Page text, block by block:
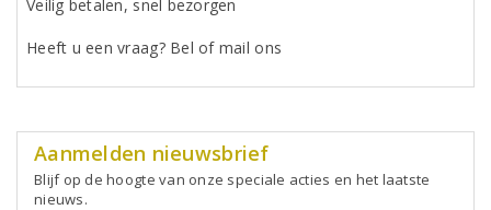
Veilig betalen, snel bezorgen
Heeft u een vraag? Bel of mail ons
Aanmelden nieuwsbrief
Blijf op de hoogte van onze speciale acties en het laatste
nieuws.